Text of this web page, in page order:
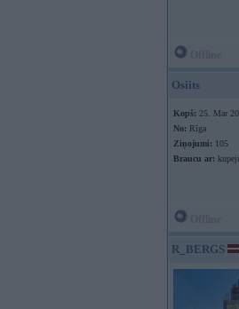
Osiits
Kopš: 25. Mar
No: Rīga
Ziņojumi: 105
Braucu ar:
R_BERGS